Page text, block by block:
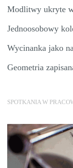
Modlitwy ukryte
Jednoosobowy
Wycinanka jako
Geometria
SPOTKANIA W